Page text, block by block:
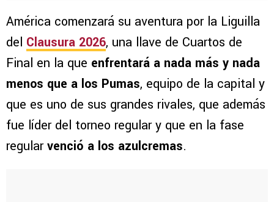
América comenzará su aventura por la Liguilla
del Clausura 2026, una llave de Cuartos de
Final en la que enfrentará a nada más y nada
menos que a los Pumas, equipo de la capital y
que es uno de sus grandes rivales, que además
fue líder del torneo regular y que en la fase
regularvenció a los azulcremas.